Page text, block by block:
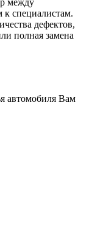
специалистам.
дефектов,
полная замена
автомобиля Вам